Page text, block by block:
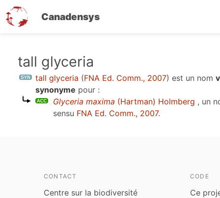
Canadensys
contenu
tall glyceria
tall glyceria (FNA Ed. Comm., 2007) est un nom
synonyme pour :
Glyceria maxima (Hartman) Holmberg , un
sensu FNA Ed. Comm., 2007.
CONTACT
Centre sur la biodiversité
CODE
Ce